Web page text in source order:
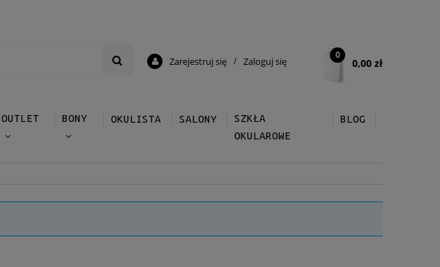
0,00 zł
0
Zarejestruj się / Zaloguj się
OUTLET BONY OKULISTA SALONY
SZKŁA
OKULAROWE
BLOG